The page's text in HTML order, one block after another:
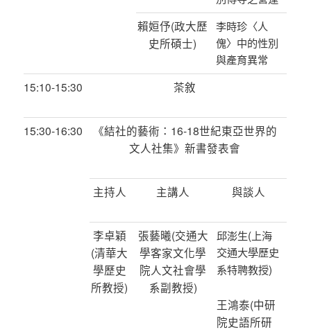
賴姮伃(政大歷
史所碩士)
李時珍〈人
傀〉中的性別
與產育異常
15:10-15:30 茶敘
15:30-16:30 《結社的藝術： 16-18世紀東亞世界的
文人社集》新書發表會
主持人 主講人 與談人
李卓穎
(清華大
學歷史
所教授)
張藝曦(交通大
學客家文化學
院人文社會學
系副教授)
邱澎生(上海
交通大學歷史
系特聘教授)
王鴻泰(中研
院史語所研